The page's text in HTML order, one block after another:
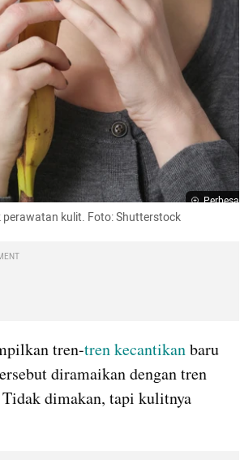
Perbesar
kulit. Foto: Shutterstock
tren-tren kecantikan baru
diramaikan dengan tren
dimakan, tapi kulitnya